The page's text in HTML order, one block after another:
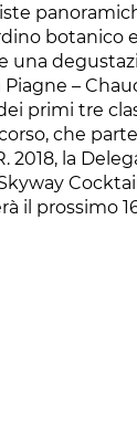
botanico
una
Piagne –
primi tre
che
2018, la
Cocktail
il prossimo